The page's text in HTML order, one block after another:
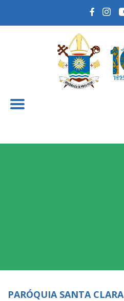
PARÓQUIA SANTA CLARA